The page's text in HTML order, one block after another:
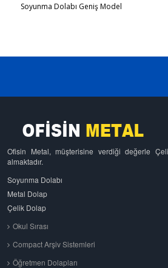
Soyunma Dolabı Geniş Model
Ofisin Metal, müşterisine verdiği değerle
almaktadır.
Soyunma Dolabı
Metal Dolap
Çelik Dolap
Okul Sırası
Compact Arşiv Sistemleri
Öğretmen Dolapları